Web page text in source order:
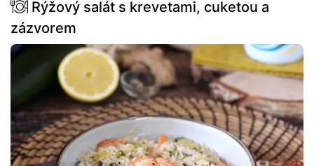
Rýžový salát s krevetami, cuketou a
zázvorem